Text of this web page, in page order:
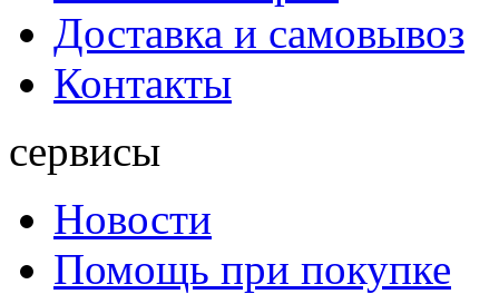
Доставка и самовывоз
Контакты
сервисы
Новости
Помощь при покупке